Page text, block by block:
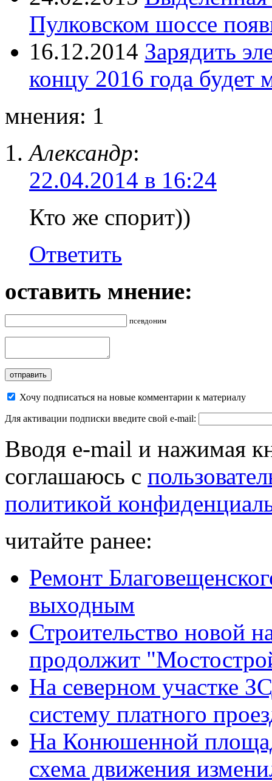
Пулковском шоссе
16.12.2014 Зарядить
концу 2016 года
мнения: 1
Александр:
22.04.2014 в 16:24
Кто же спорит))
Ответить
оставить мнение:
псевдоним
Хочу подписаться на новые комментарии к материалу
Для активации подписки введите свой e-mail:
Вводя e-mail и нажимая
соглашаюсь с
политикой
читайте ранее:
Ремонт
выходным
Строительство новой
продолжит
На северном участке
систему платного
На Конюшенной
схема движения